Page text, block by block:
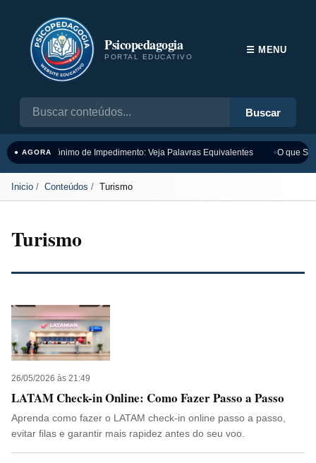
Psicopedagogia
PORTAL EDUCATIVO
Buscar
☰ MENU
● AGORASinônimo de Impedimento: Veja Palavras Equivalentes O que
Inicio Conteúdos Turismo
Turismo
26/05/2026 às 21:49
LATAM Check-in Online: Como Fazer Passo a Passo
Aprenda como fazer o LATAM check-in online passo a passo,
evitar filas e garantir mais rapidez antes do seu voo.